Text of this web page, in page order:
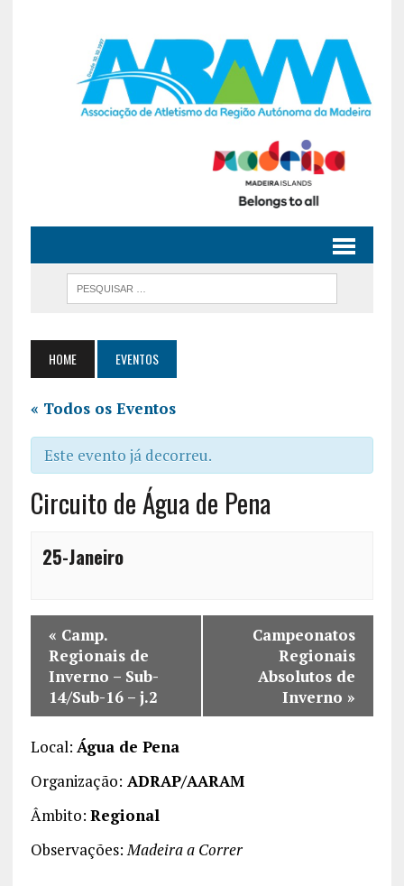
HOME EVENTOS
« Todos os Eventos
Este evento já decorreu.
Circuito de Água de Pena
25-Janeiro
« Camp.
Regionais de
Inverno – Sub-
14/Sub-16 – j.2
Campeonatos
Regionais
Absolutos de
Inverno »
Local: Água de Pena
Organização: ADRAP/AARAM
Âmbito: Regional
Observações:Madeira a Correr